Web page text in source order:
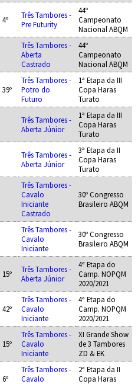
4º
Três Tambores -
Pre Futurity
44º
Campeonato
Nacional ABQM
Três Tambores -
Aberta
Castrado
44º
Campeonato
Nacional ABQM
39º
Três Tambores -
Potro do
Futuro
1ª Etapa da III
Copa Haras
Turato
Três Tambores -
Aberta Júnior
1ª Etapa da III
Copa Haras
Turato
Três Tambores -
Aberta Júnior
3ª Etapa da II
Copa Haras
Turato
Três Tambores -
Cavalo
Iniciante
Castrado
30º Congresso
Brasileiro ABQM
Três Tambores -
Cavalo
Iniciante
30º Congresso
Brasileiro ABQM
15º
Três Tambores -
Aberta Júnior
4ª Etapa do
Camp. NOPQM
2020/2021
42º
Três Tambores -
Cavalo
Iniciante
4ª Etapa do
Camp. NOPQM
2020/2021
15º
Três Tambores -
Cavalo
Iniciante
XI Grande Show
de 3 Tambores
ZD & EK
6º
Três Tambores -
Cavalo
2ª Etapa da II
Copa Haras